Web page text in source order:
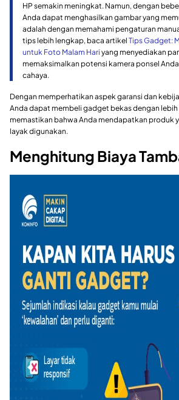
HP semakin meningkat. Namun, dengan
Anda dapat menghasilkan gambar yang
adalah dengan memahami pengaturan
tips lebih lengkap, baca artikel Tips Gadget:
untuk Foto Malam Hari yang menyediakan
memaksimalkan potensi kamera ponsel
cahaya.
Dengan memperhatikan aspek garansi dan
Anda dapat membeli gadget bekas dengan lebih
memastikan bahwa Anda mendapatkan produk
layak digunakan.
Menghitung Biaya